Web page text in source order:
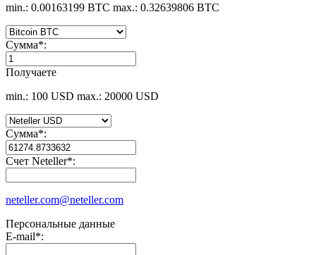
min.: 0.00163199 BTC max.: 0.32639806 BTC
Сумма*:
Получаете
min.: 100 USD max.: 20000 USD
Сумма*:
Счет Neteller*:
neteller.com@neteller.com
Персональные данные
E-mail*: